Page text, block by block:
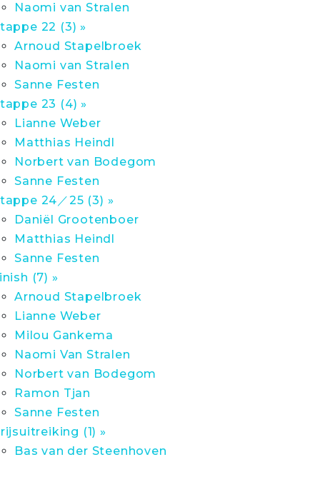
Naomi van Stralen
22 (3) »
Arnoud Stapelbroek
Naomi van Stralen
Sanne Festen
23 (4) »
Lianne Weber
Matthias Heindl
Norbert van Bodegom
Sanne Festen
24／25 (3) »
Daniël Grootenboer
Matthias Heindl
Sanne Festen
(7) »
Arnoud Stapelbroek
Lianne Weber
Milou Gankema
Naomi Van Stralen
Norbert van Bodegom
Ramon Tjan
Sanne Festen
(1) »
Bas van der Steenhoven